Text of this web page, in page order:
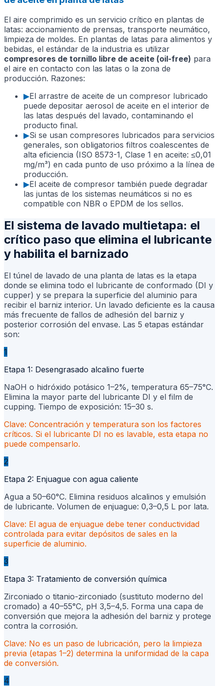
El aire comprimido es un servicio crítico en plantas de
latas: accionamiento de prensas, transporte neumático,
limpieza de moldes. En plantas de latas para alimentos y
bebidas, el estándar de la industria es utilizar
compresores de tornillo libre de aceite (oil-free) para
el aire en contacto con las latas o la zona de
producción. Razones:
▶El arrastre de aceite de un compresor lubricado
puede depositar aerosol de aceite en el interior de
las latas después del lavado, contaminando el
producto final.
▶Si se usan compresores lubricados para servicios
generales, son obligatorios filtros coalescentes de
alta eficiencia (ISO 8573-1, Clase 1 en aceite: ≤0,01
mg/m³) en cada punto de uso próximo a la línea de
producción.
▶El aceite de compresor también puede degradar
las juntas de los sistemas neumáticos si no es
compatible con NBR o EPDM de los sellos.
El sistema de lavado multietapa: el
crítico paso que elimina el lubricante
y habilita el barnizado
El túnel de lavado de una planta de latas es la etapa
donde se elimina todo el lubricante de conformado (DI y
cupper) y se prepara la superficie del aluminio para
recibir el barniz interior. Un lavado deficiente es la causa
más frecuente de fallos de adhesión del barniz y
posterior corrosión del envase. Las 5 etapas estándar
son:
1
Etapa 1: Desengrasado alcalino fuerte
NaOH o hidróxido potásico 1–2%, temperatura 65–75°C.
Elimina la mayor parte del lubricante DI y el film de
cupping. Tiempo de exposición: 15–30 s.
Clave: Concentración y temperatura son los factores
críticos. Si el lubricante DI no es lavable, esta etapa no
puede compensarlo.
2
Etapa 2: Enjuague con agua caliente
Agua a 50–60°C. Elimina residuos alcalinos y emulsión
de lubricante. Volumen de enjuague: 0,3–0,5 L por lata.
Clave: El agua de enjuague debe tener conductividad
controlada para evitar depósitos de sales en la
superficie de aluminio.
3
Etapa 3: Tratamiento de conversión química
Zirconiado o titanio-zirconiado (sustituto moderno del
cromado) a 40–55°C, pH 3,5–4,5. Forma una capa de
conversión que mejora la adhesión del barniz y protege
contra la corrosión.
Clave: No es un paso de lubricación, pero la limpieza
previa (etapas 1–2) determina la uniformidad de la capa
de conversión.
4